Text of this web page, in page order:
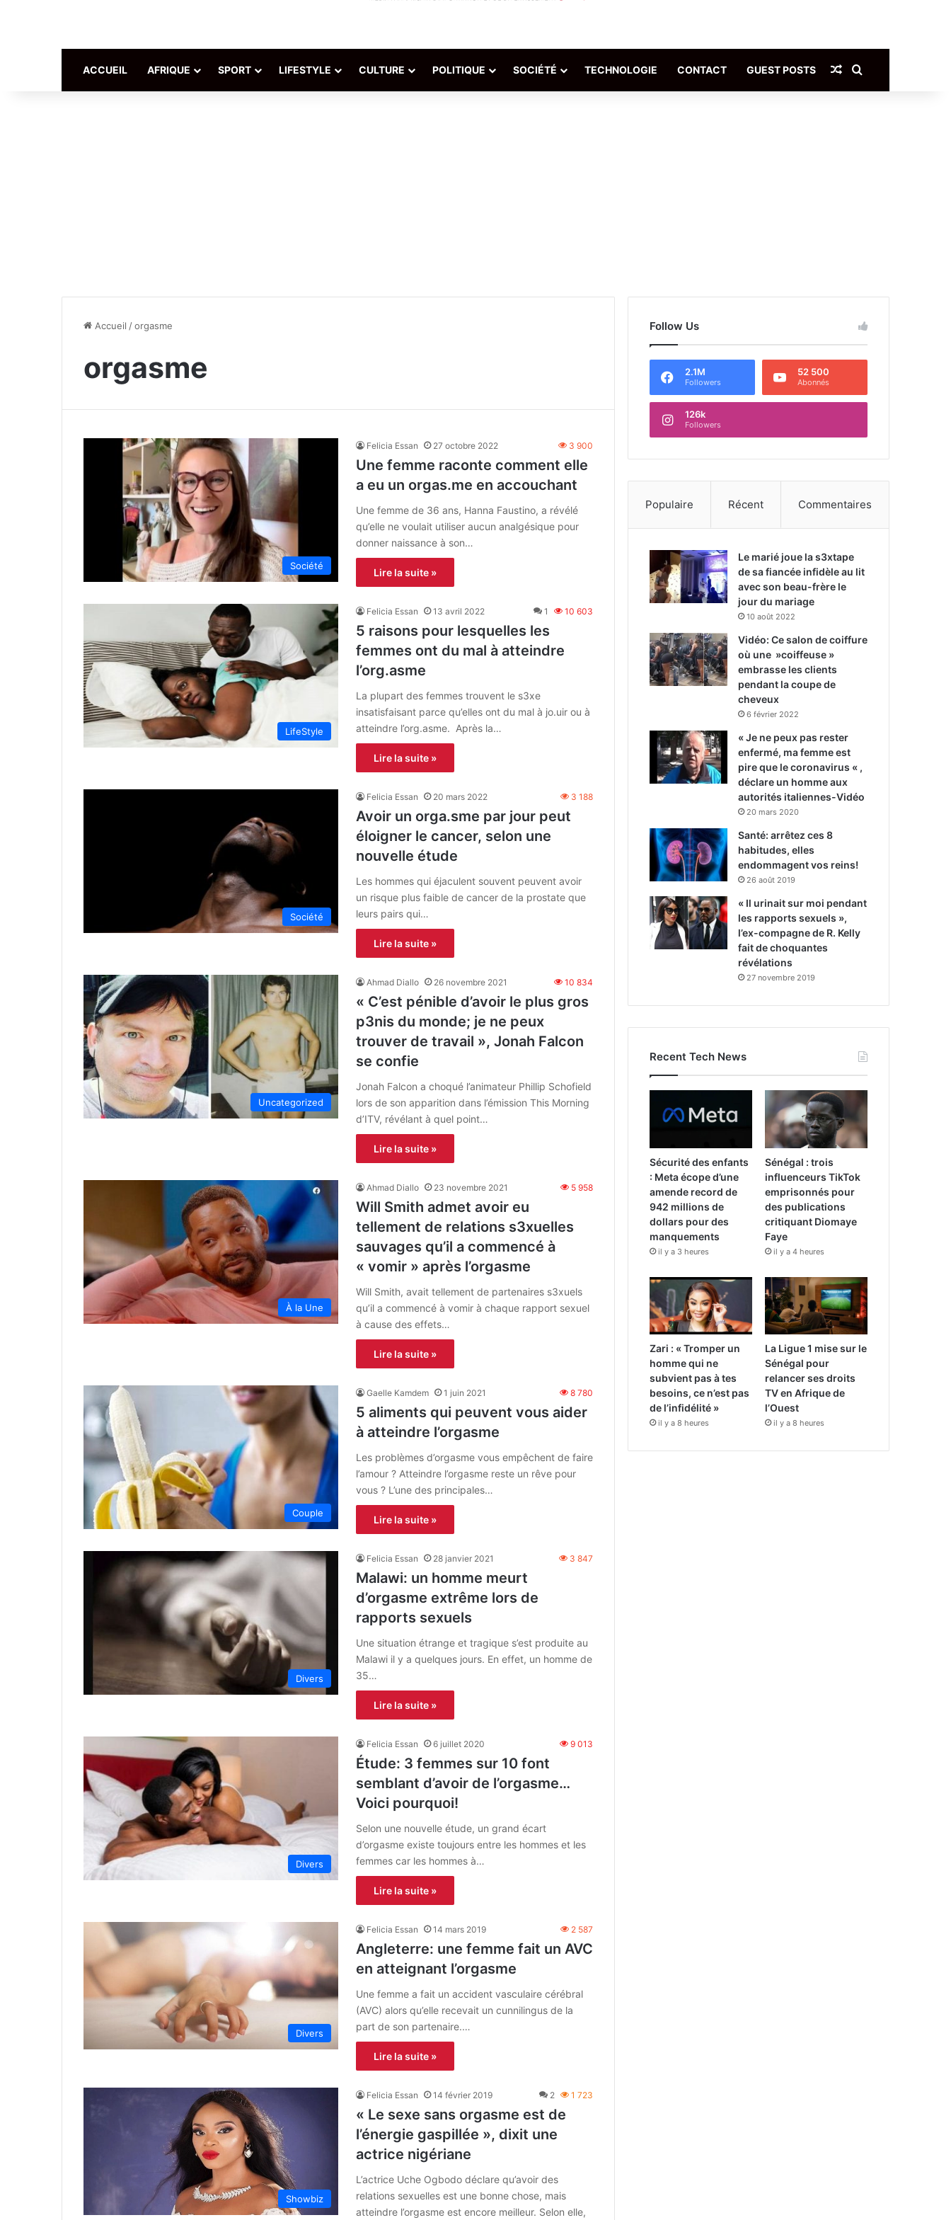
ACCUEIL AFRIQUE SPORT LIFESTYLE CULTURE POLITIQUE SOCIÉTÉ TECHNOLOGIE CONTACT GUEST POSTS Article Aléatoire
Accueil /orgasme
orgasme
Société
Felicia Essan 27 octobre 2022 3 900
Une femme raconte comment elle
a eu un orgas.me en accouchant
Une femme de 36 ans, Hanna Faustino, a révélé
qu’elle ne voulait utiliser aucun analgésique pour
donner naissance à son…
Lire la suite »
LifeStyle
Felicia Essan 13 avril 2022 1 10 603
5 raisons pour lesquelles les
femmes ont du mal à atteindre
l’org.asme
La plupart des femmes trouvent le s3xe
insatisfaisant parce qu’elles ont du mal à jo.uir ou à
atteindre l’org.asme. Après la…
Lire la suite »
Société
Felicia Essan 20 mars 2022 3 188
Avoir un orga.sme par jour peut
éloigner le cancer, selon une
nouvelle étude
Les hommes qui éjaculent souvent peuvent avoir
un risque plus faible de cancer de la prostate que
leurs pairs qui…
Lire la suite »
Uncategorized
Ahmad Diallo 26 novembre 2021 10 834
« C’est pénible d’avoir le plus gros
p3nis du monde; je ne peux
trouver de travail », Jonah Falcon
se confie
Jonah Falcon a choqué l’animateur Phillip Schofield
lors de son apparition dans l’émission This Morning
d’ITV, révélant à quel point…
Lire la suite »
À la Une
Ahmad Diallo 23 novembre 2021 5 958
Will Smith admet avoir eu
tellement de relations s3xuelles
sauvages qu’il a commencé à
« vomir » après l’orgasme
Will Smith, avait tellement de partenaires s3xuels
qu’il a commencé à vomir à chaque rapport sexuel
à cause des effets…
Lire la suite »
Couple
Gaelle Kamdem 1 juin 2021 8 780
5 aliments qui peuvent vous aider
à atteindre l’orgasme
Les problèmes d’orgasme vous empêchent de faire
l’amour ? Atteindre l’orgasme reste un rêve pour
vous ? L’une des principales…
Lire la suite »
Divers
Felicia Essan 28 janvier 2021 3 847
Malawi: un homme meurt
d’orgasme extrême lors de
rapports sexuels
Une situation étrange et tragique s’est produite au
Malawi il y a quelques jours. En effet, un homme de
35…
Lire la suite »
Divers
Felicia Essan 6 juillet 2020 9 013
Étude: 3 femmes sur 10 font
semblant d’avoir de l’orgasme…
Voici pourquoi!
Selon une nouvelle étude, un grand écart
d’orgasme existe toujours entre les hommes et les
femmes car les hommes à…
Lire la suite »
Divers
Felicia Essan 14 mars 2019 2 587
Angleterre: une femme fait un AVC
en atteignant l’orgasme
Une femme a fait un accident vasculaire cérébral
(AVC) alors qu’elle recevait un cunnilingus de la
part de son partenaire.…
Lire la suite »
Showbiz
Felicia Essan 14 février 2019 2 1 723
« Le sexe sans orgasme est de
l’énergie gaspillée », dixit une
actrice nigériane
L’actrice Uche Ogbodo déclare qu’avoir des
relations sexuelles est une bonne chose, mais
atteindre l’orgasme est encore meilleur. Selon elle,
Follow Us
2.1M
Followers
52 500
Abonnés
126k
Followers
Populaire Récent Commentaires
Le marié joue la s3xtape
de sa fiancée infidèle au lit
avec son beau-frère le
jour du mariage
10 août 2022
Vidéo: Ce salon de coiffure
où une »coiffeuse »
embrasse les clients
pendant la coupe de
cheveux
6 février 2022
« Je ne peux pas rester
enfermé, ma femme est
pire que le coronavirus « ,
déclare un homme aux
autorités italiennes-Vidéo
20 mars 2020
Santé: arrêtez ces 8
habitudes, elles
endommagent vos reins!
26 août 2019
« Il urinait sur moi pendant
les rapports sexuels »,
l’ex-compagne de R. Kelly
fait de choquantes
révélations
27 novembre 2019
Recent Tech News
Sécurité des enfants
: Meta écope d’une
amende record de
942 millions de
dollars pour des
manquements
il y a 3 heures
Sénégal : trois
influenceurs TikTok
emprisonnés pour
des publications
critiquant Diomaye
Faye
il y a 4 heures
Zari : « Tromper un
homme qui ne
subvient pas à tes
besoins, ce n’est pas
de l’infidélité »
il y a 8 heures
La Ligue 1 mise sur le
Sénégal pour
relancer ses droits
TV en Afrique de
l’Ouest
il y a 8 heures